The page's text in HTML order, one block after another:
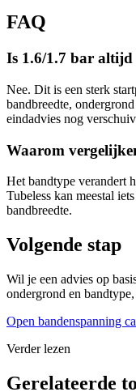
FAQ
Is 1.6/1.7 bar
Nee. Dit is een sterk
bandbreedte,
eindadvies nog
Waarom
Het bandtype verandert
Tubeless kan meestal
bandbreedte.
Volgende stap
Wil je een advies op
ondergrond en
Open bandenspanning
Verder lezen
Gerelateerde